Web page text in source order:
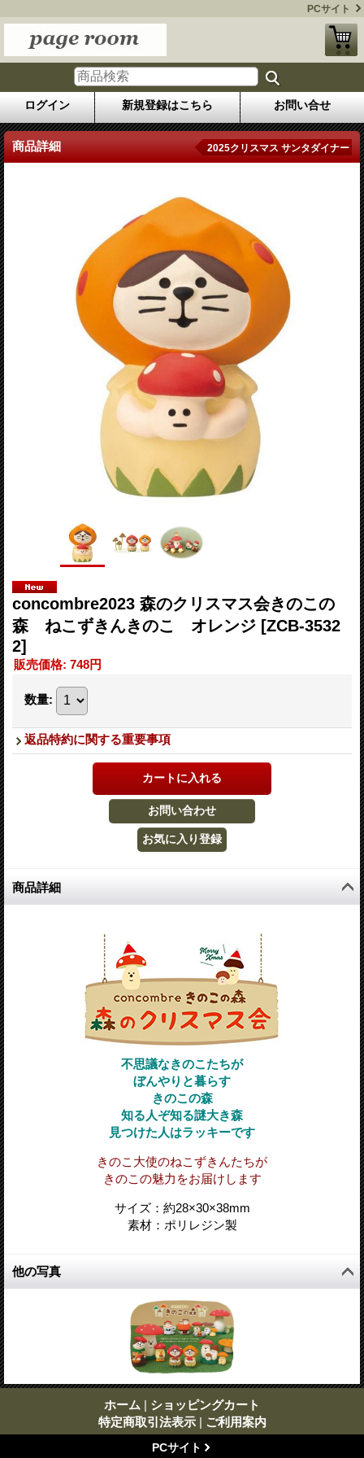
PCサイト
ログイン 新規登録はこちら お問い合せ
商品詳細 2025クリスマス サンタダイナー
concombre2023 森のクリスマス会きのこの
森 ねこずきんきのこ オレンジ [ZCB-3532
2]
販売価格: 748円
数量:
返品特約に関する重要事項
商品詳細
不思議なきのこたちが
ぼんやりと暮らす
きのこの森
知る人ぞ知る謎大き森
見つけた人はラッキーです
きのこ大使のねこずきんたちが
きのこの魅力をお届けします
サイズ：約28×30×38mm
素材：ポリレジン製
他の写真
ホーム | ショッピングカート
特定商取引法表示 | ご利用案内
PCサイト